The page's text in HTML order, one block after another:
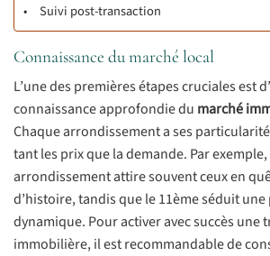
Suivi post-transaction
Connaissance du marché local
L’une des premières étapes cruciales est
connaissance approfondie du marché
Chaque arrondissement a ses
tant les prix que la demande. Par
arrondissement attire souvent ceux en
d’histoire, tandis que le 11ème séduit
dynamique. Pour activer avec succès une
immobilière, il est recommandable de